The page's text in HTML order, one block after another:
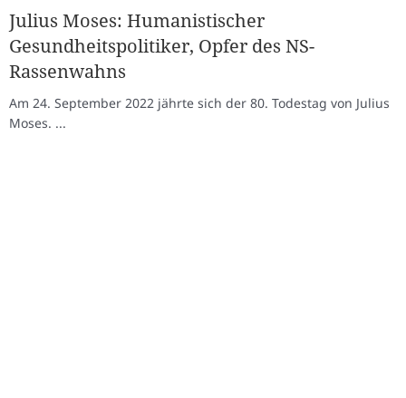
Julius Moses: Humanistischer
Gesundheitspolitiker, Opfer des NS-
Rassenwahns
Am 24. September 2022 jährte sich der 80. Todestag von Julius
Moses. ...